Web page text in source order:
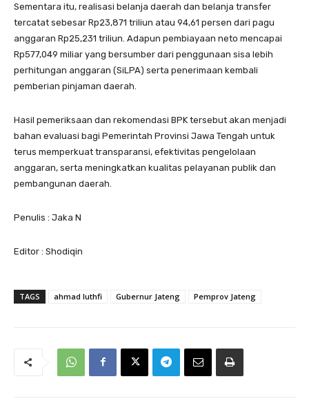
Sementara itu, realisasi belanja daerah dan belanja transfer
tercatat sebesar Rp23,871 triliun atau 94,61 persen dari pagu
anggaran Rp25,231 triliun. Adapun pembiayaan neto mencapai
Rp577,049 miliar yang bersumber dari penggunaan sisa lebih
perhitungan anggaran (SiLPA) serta penerimaan kembali
pemberian pinjaman daerah.
Hasil pemeriksaan dan rekomendasi BPK tersebut akan menjadi
bahan evaluasi bagi Pemerintah Provinsi Jawa Tengah untuk
terus memperkuat transparansi, efektivitas pengelolaan
anggaran, serta meningkatkan kualitas pelayanan publik dan
pembangunan daerah.
Penulis : Jaka N
Editor : Shodiqin
TAGS ahmad luthfi Gubernur Jateng Pemprov Jateng